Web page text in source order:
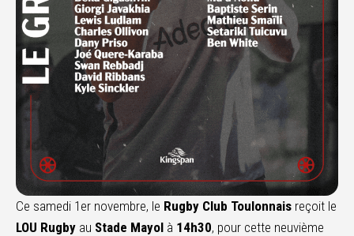
Ce samedi 1er novembre, le Rugby Club Toulonnais reçoit le
LOU Rugby au Stade Mayol à 14h30, pour cette neuvième